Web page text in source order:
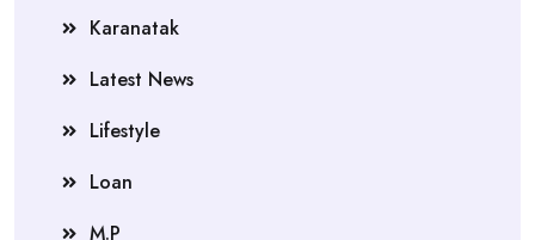
Karanatak
Latest News
Lifestyle
Loan
M.P